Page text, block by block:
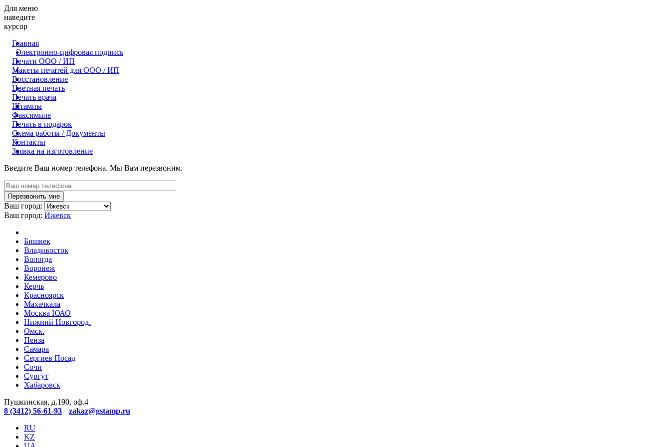
Для меню
наведите
курсор
Главная
Электронно-цифровая подпись
Печати ООО / ИП
Макеты печатей для OOO / ИП
Восстановление
Цветная печать
Печать врача
Штампы
Факсимиле
Печать в подарок
Схема работы / Документы
Контакты
Заявка на изготовление
Введите Ваш номер телефона. Мы Вам перезвоним.
Ваш город:
Ваш город: Ижевск
Бишкек
Владивосток
Вологда
Воронеж
Кемерово
Керчь
Красноярск
Махачкала
Москва ЮАО
Нижний Новгород.
Омск.
Пенза
Самара
Сергиев Посад
Сочи
Сургут
Хабаровск
Пушкинская, д.190, оф.4
8 (3412) 56-61-93
zakaz@gstamp.ru
RU
KZ